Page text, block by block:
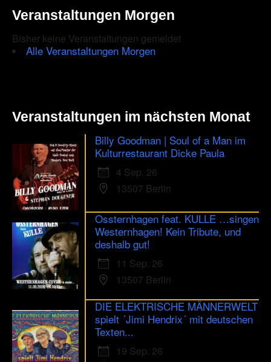
Veranstaltungen Morgen
Bisher keine Veranstaltungen gemeldet
Alle Veranstaltungen Morgen
Veranstaltungen im nächsten Monat
Billy Goodman | Soul of a Man im
Kulturrestaurant Dicke Paula
4 Sep. 26
13507 Berlin
Ossternhagen feat. KULLE …singen
Westernhagen! Kein Tribute, und
deshalb gut!
11 Sep. 26
13507 Berlin
DIE ELEKTRISCHE MÄNNERWELT
spielt ´Jimi Hendrix´ mit deutschen
Texten...
19 Sep. 26